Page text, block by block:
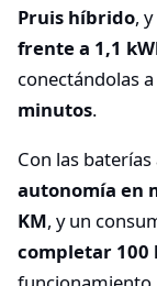
Pruis híbrido,
frente a 1,1
conectándolas
minutos.
Con las
autonomía en
KM, y un
completar 100